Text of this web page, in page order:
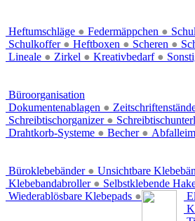
Heftumschläge ● Federmäppchen ●
Schulkoffer ● Heftboxen ● Scheren ●
Lineale ● Zirkel ● Kreativbedarf ●
Büroorganisation
Dokumentenablagen ●
Schreibtischorganizer ●
Drahtkorb-Systeme ● Becher ●
Büroklebebänder ● Unsichtbare
Klebebandabroller ● Selbstklebende
Wiederablösbare Klebepads ●